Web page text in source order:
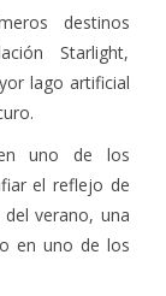
destinos
Starlight,
lago artificial
uno de los
el reflejo de
verano, una
en uno de los